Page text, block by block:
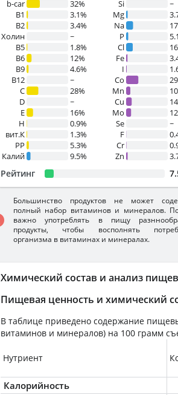
Химический состав и анализ
Пищевая ценность и химический
В таблице приведено содержание
витаминов и минералов) на 100 грамм
Нутриент
Калорийность
b-car
32%
В1
3.1%
B2
3.4%
Холин
~
B5
1.8%
B6
12%
B9
4.6%
B12
~
C
28%
D
~
E
16%
H
0.9%
вит.К
1.3%
PP
5.3%
Калий
9.5%
Si
~
Mg
Na
P
Cl
Fe
I
Co
Mn
Cu
Mo
Se
~
F
Cr
Zn
Рейтинг
Большинство продуктов не может
полный набор витаминов и минералов.
важно употреблять в пищу
продукты, чтобы восполнять
организма в витаминах и минералах.